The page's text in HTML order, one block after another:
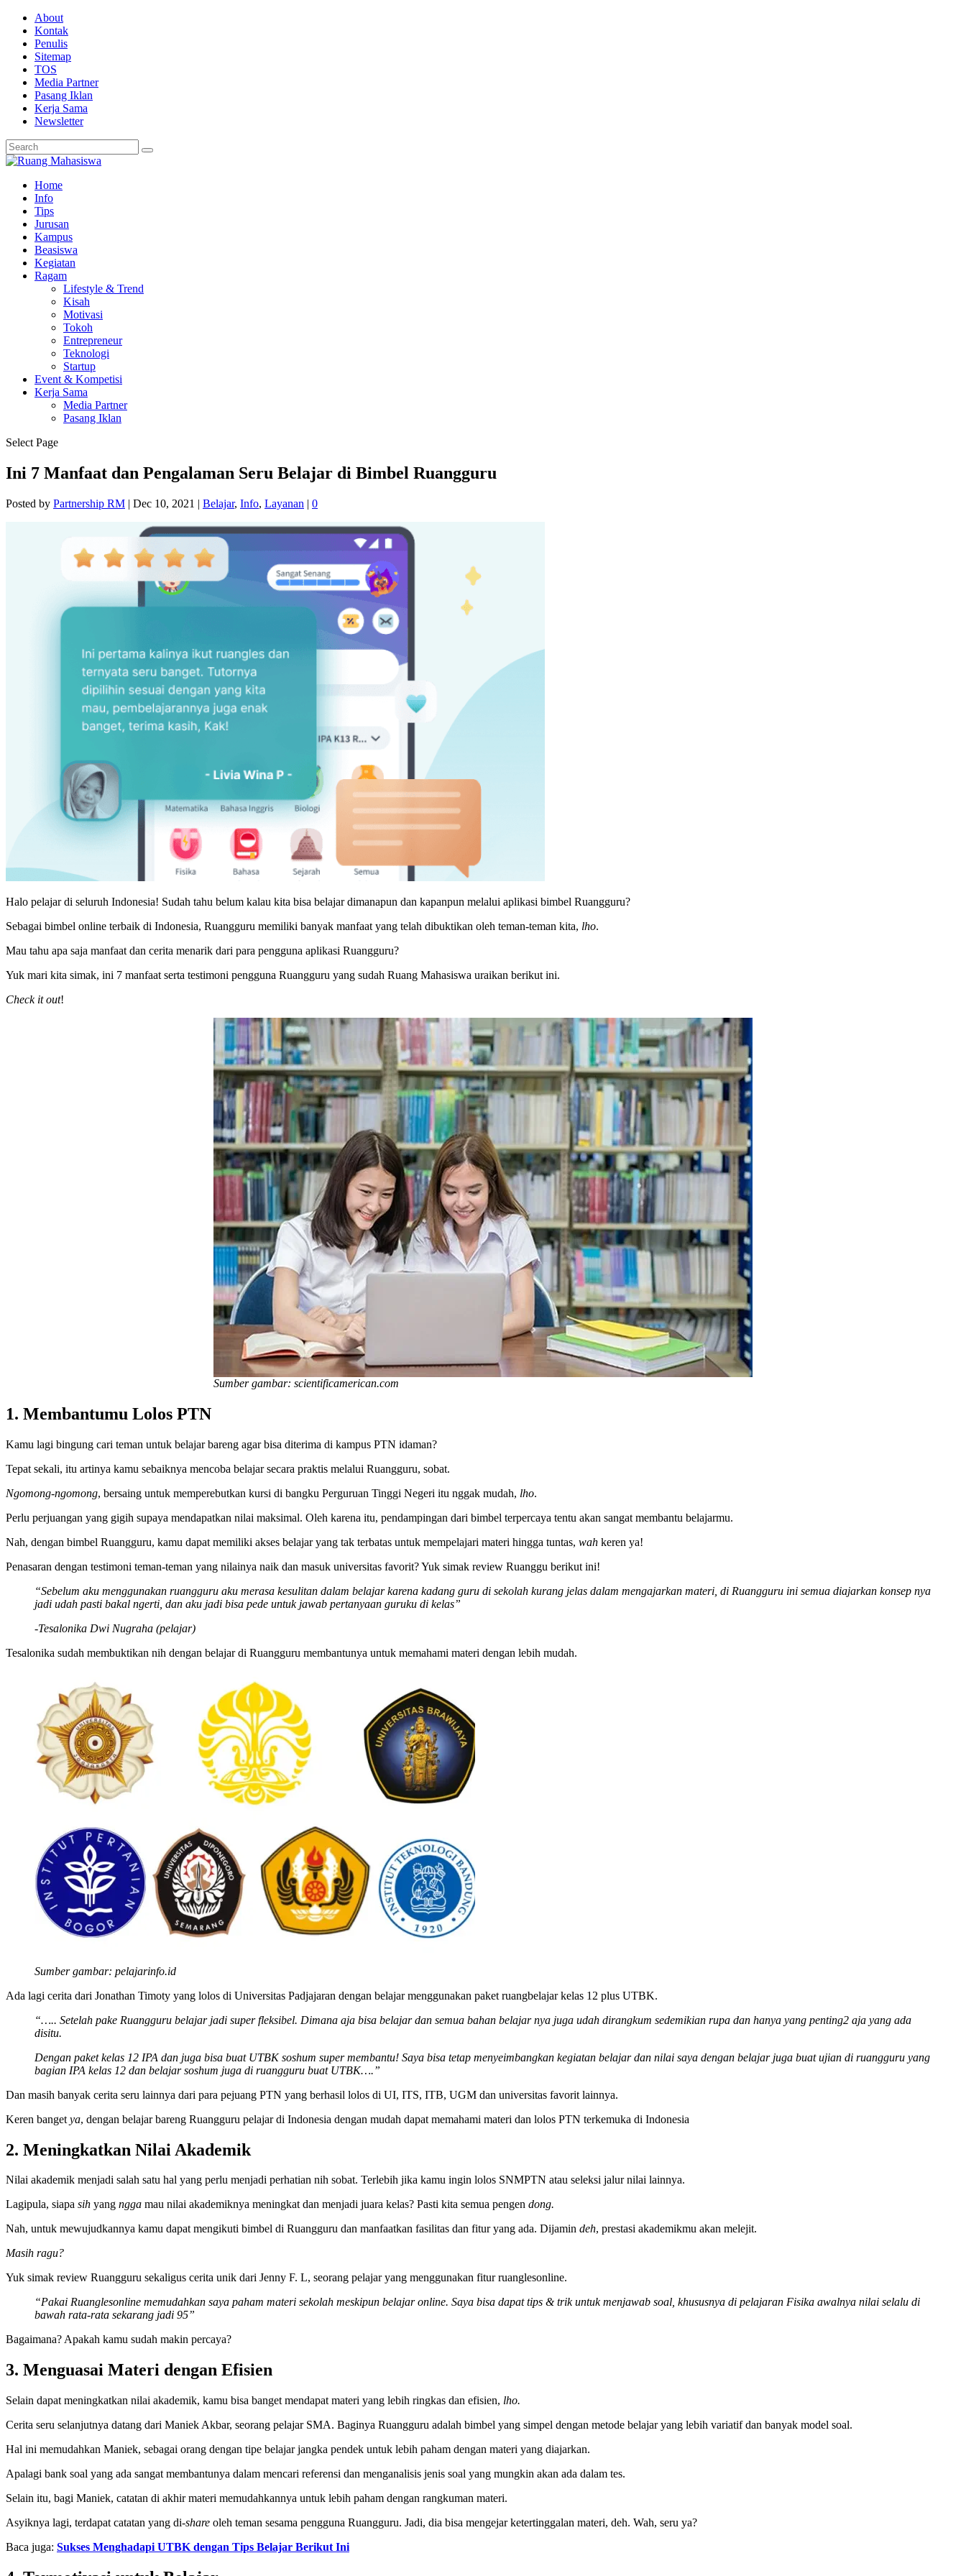
About
Kontak
Penulis
Sitemap
TOS
Media Partner
Pasang Iklan
Kerja Sama
Newsletter
Home
Info
Tips
Jurusan
Kampus
Beasiswa
Kegiatan
Ragam
Lifestyle & Trend
Kisah
Motivasi
Tokoh
Entrepreneur
Teknologi
Startup
Event & Kompetisi
Kerja Sama
Media Partner
Pasang Iklan
Select Page
Ini 7 Manfaat dan Pengalaman Seru Belajar di Bimbel Ruangguru
Posted by Partnership RM | Dec 10, 2021 | Belajar, Info, Layanan | 0
Halo pelajar di seluruh Indonesia! Sudah tahu belum kalau kita bisa belajar dimanapun dan kapanpun melalui aplikasi bimbel Ruangguru?
Sebagai bimbel online terbaik di Indonesia, Ruangguru memiliki banyak manfaat yang telah dibuktikan oleh teman-teman kita, lho.
Mau tahu apa saja manfaat dan cerita menarik dari para pengguna aplikasi Ruangguru?
Yuk mari kita simak, ini 7 manfaat serta testimoni pengguna Ruangguru yang sudah Ruang Mahasiswa uraikan berikut ini.
Check it out!
Sumber gambar: scientificamerican.com
1. Membantumu Lolos PTN
Kamu lagi bingung cari teman untuk belajar bareng agar bisa diterima di kampus PTN idaman?
Tepat sekali, itu artinya kamu sebaiknya mencoba belajar secara praktis melalui Ruangguru, sobat.
Ngomong-ngomong, bersaing untuk memperebutkan kursi di bangku Perguruan Tinggi Negeri itu nggak mudah, lho.
Perlu perjuangan yang gigih supaya mendapatkan nilai maksimal. Oleh karena itu, pendampingan dari bimbel terpercaya tentu akan sangat membantu belajarmu.
Nah, dengan bimbel Ruangguru, kamu dapat memiliki akses belajar yang tak terbatas untuk mempelajari materi hingga tuntas, wah keren ya!
Penasaran dengan testimoni teman-teman yang nilainya naik dan masuk universitas favorit? Yuk simak review Ruanggu berikut ini!
“Sebelum aku menggunakan ruangguru aku merasa kesulitan dalam belajar karena kadang guru di sekolah kurang jelas dalam mengajarkan materi, di Ruangguru ini semua diajarkan konsep nya
jadi udah pasti bakal ngerti, dan aku jadi bisa pede untuk jawab pertanyaan guruku di kelas”
-Tesalonika Dwi Nugraha (pelajar)
Tesalonika sudah membuktikan nih dengan belajar di Ruangguru membantunya untuk memahami materi dengan lebih mudah.
Sumber gambar: pelajarinfo.id
Ada lagi cerita dari Jonathan Timoty yang lolos di Universitas Padjajaran dengan belajar menggunakan paket ruangbelajar kelas 12 plus UTBK.
“….. Setelah pake Ruangguru belajar jadi super fleksibel. Dimana aja bisa belajar dan semua bahan belajar nya juga udah dirangkum sedemikian rupa dan hanya yang penting2 aja yang ada
disitu.
Dengan paket kelas 12 IPA dan juga bisa buat UTBK soshum super membantu! Saya bisa tetap menyeimbangkan kegiatan belajar dan nilai saya dengan belajar juga buat ujian di ruangguru yang
bagian IPA kelas 12 dan belajar soshum juga di ruangguru buat UTBK….”
Dan masih banyak cerita seru lainnya dari para pejuang PTN yang berhasil lolos di UI, ITS, ITB, UGM dan universitas favorit lainnya.
Keren banget ya, dengan belajar bareng Ruangguru pelajar di Indonesia dengan mudah dapat memahami materi dan lolos PTN terkemuka di Indonesia
2. Meningkatkan Nilai Akademik
Nilai akademik menjadi salah satu hal yang perlu menjadi perhatian nih sobat. Terlebih jika kamu ingin lolos SNMPTN atau seleksi jalur nilai lainnya.
Lagipula, siapa sih yang ngga mau nilai akademiknya meningkat dan menjadi juara kelas? Pasti kita semua pengen dong.
Nah, untuk mewujudkannya kamu dapat mengikuti bimbel di Ruangguru dan manfaatkan fasilitas dan fitur yang ada. Dijamin deh, prestasi akademikmu akan melejit.
Masih ragu?
Yuk simak review Ruangguru sekaligus cerita unik dari Jenny F. L, seorang pelajar yang menggunakan fitur ruanglesonline.
“Pakai Ruanglesonline memudahkan saya paham materi sekolah meskipun belajar online. Saya bisa dapat tips & trik untuk menjawab soal, khususnya di pelajaran Fisika awalnya nilai selalu di
bawah rata-rata sekarang jadi 95”
Bagaimana? Apakah kamu sudah makin percaya?
3. Menguasai Materi dengan Efisien
Selain dapat meningkatkan nilai akademik, kamu bisa banget mendapat materi yang lebih ringkas dan efisien, lho.
Cerita seru selanjutnya datang dari Maniek Akbar, seorang pelajar SMA. Baginya Ruangguru adalah bimbel yang simpel dengan metode belajar yang lebih variatif dan banyak model soal.
Hal ini memudahkan Maniek, sebagai orang dengan tipe belajar jangka pendek untuk lebih paham dengan materi yang diajarkan.
Apalagi bank soal yang ada sangat membantunya dalam mencari referensi dan menganalisis jenis soal yang mungkin akan ada dalam tes.
Selain itu, bagi Maniek, catatan di akhir materi memudahkannya untuk lebih paham dengan rangkuman materi.
Asyiknya lagi, terdapat catatan yang di-share oleh teman sesama pengguna Ruangguru. Jadi, dia bisa mengejar ketertinggalan materi, deh. Wah, seru ya?
Baca juga: Sukses Menghadapi UTBK dengan Tips Belajar Berikut Ini